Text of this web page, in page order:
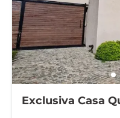
Exclusiva Casa